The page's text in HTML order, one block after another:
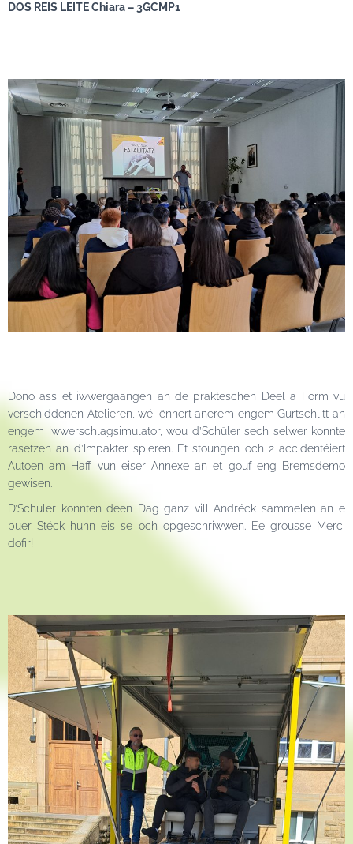
DOS REIS LEITE Chiara – 3GCMP1
Dono ass et iwwergaangen an de prakteschen Deel a Form vu
verschiddenen Atelieren, wéi ënnert anerem engem Gurtschlitt an
engem Iwwerschlagsimulator, wou d’Schüler sech selwer konnte
rasetzen an d’Impakter spieren. Et stoungen och 2 accidentéiert
Autoen am Haff vun eiser Annexe an et gouf eng Bremsdemo
gewisen.
D’Schüler konnten deen Dag ganz vill Andréck sammelen an e
puer Stéck hunn eis se och opgeschriwwen. Ee grousse Merci
dofir!